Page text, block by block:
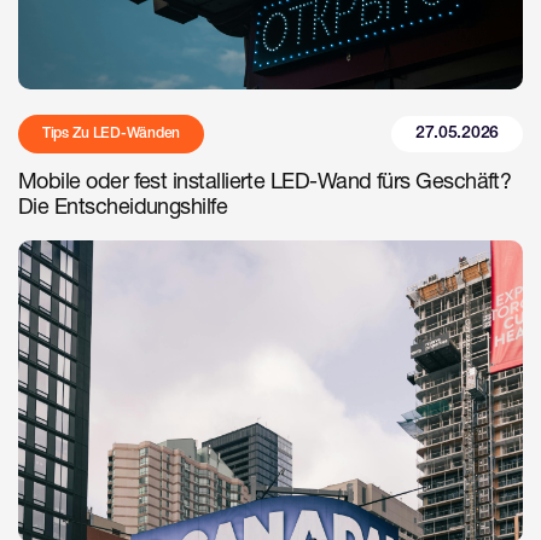
Tips Zu LED-Wänden 27.05.2026
Mobile oder fest installierte LED-Wand fürs Geschäft?
Die Entscheidungshilfe